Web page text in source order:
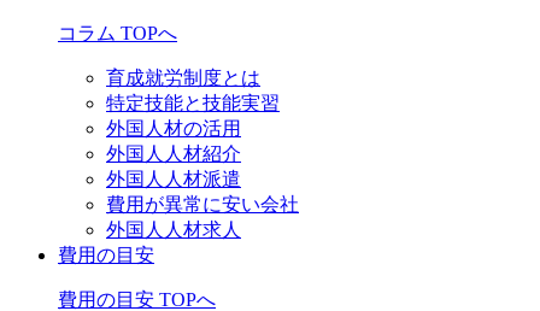
コラム TOPへ
育成就労制度とは
特定技能と技能実習
外国人材の活用
外国人人材紹介
外国人人材派遣
費用が異常に安い会社
外国人人材求人
費用の目安
費用の目安 TOPへ